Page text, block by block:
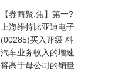
【券商聚:焦】第一?
上海维持比亚迪电子
(00285)买入评级 料
汽车业务收入的增速
将高于母公司的销量